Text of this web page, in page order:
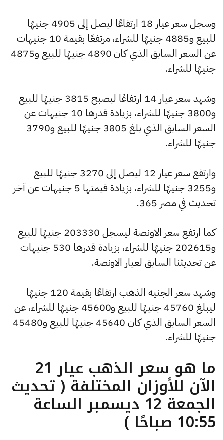
وسجل سعر عيار 18 ارتفاعًا ليصل إلى 4905 جنيهًا
للبيع و4885 جنيهًا للشراء، مرتفعًا بقيمة 10 جنيهات
عن السعر السابق الذي كان 4890 جنيهًا للبيع و4875
جنيهًا للشراء.
وشهد سعر عيار 14 ارتفاعًا ليصبح 3815 جنيهًا للبيع
و3800 جنيهًا للشراء، بزيادة قدرها 10 جنيهات عن
السعر السابق الذي بلغ 3805 جنيهًا للبيع و3790
جنيهًا للشراء.
وارتفع سعر عيار 12 ليصل إلى 3270 جنيهًا للبيع
و3255 جنيهًا للشراء، بزيادة قيمتها 5 جنيهات عن آخر
تحديث في مصر 365.
كما ارتفع سعر الاونصة ليسجل 203330 جنيهًا للبيع
و202615 جنيهًا للشراء، بزيادة قدرها 530 جنيهات
عن تحديثنا السابق لعيار الاونصة.
وشهد سعر الجنيه الذهب ارتفاعًا بقيمة 120 جنيهًا
ليبلغ 45760 جنيهًا للبيع و45600 جنيهًا للشراء، عن
السعر السابق الذي كان 45640 جنيهًا للبيع و45480
جنيهًا للشراء.
ما هو سعر الذهب عيار 21
الآن للأوزان المختلفة ( تحديث
الجمعة 12 ديسمبر الساعة
10:55 صباحًا )